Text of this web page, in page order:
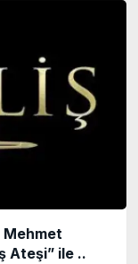
Mehmet
Ateşi” ile ..